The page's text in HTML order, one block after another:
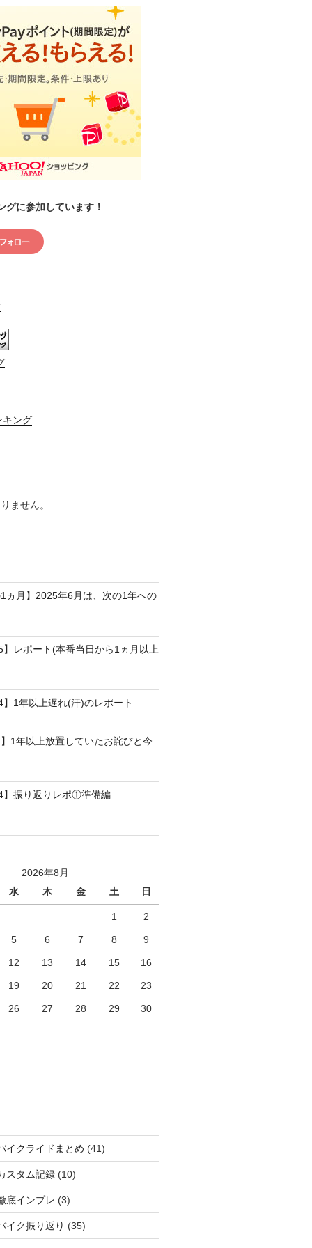
グに参加しています！
キング
ません。
ヵ月】2025年6月は、次の1年への
レポート(本番当日から1ヵ月以上
1年以上遅れ(汗)のレポート
1年以上放置していたお詫びと今
】振り返りレポ①準備編
2026年8月
水
木 金 土 日
1 2
5 6 7 8 9
12 13 14 15 16
19 20 21 22 23
26 27 28 29 30
イクライドまとめ (41)
スタム記録(10)
底インプレ (3)
イク振り返り (35)